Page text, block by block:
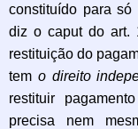
constituído para
diz o caput do art.
restituição do
tem o direito
restituir
precisa nem